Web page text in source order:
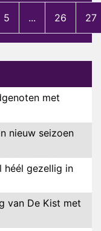
5 ... 26 27
met
nieuw seizoen
héél gezellig in
van De Kist met